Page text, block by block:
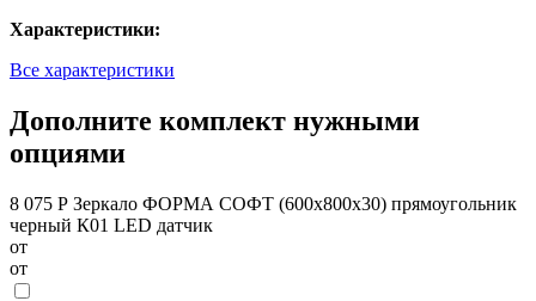
Характеристики:
Все характеристики
Дополните комплект нужными
опциями
8 075 Р Зеркало ФОРМА СОФТ (600х800х30) прямоугольник
черный К01 LED датчик
от
от